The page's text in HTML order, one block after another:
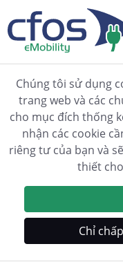
Sơ đồ kết nối đầu vào/
là một ESP32 từ
giao thức giao tiếp
Chúng tôi sử dụng
trang web và các
cho mục đích thống
nhận các cookie
riêng tư của bạn và
thiết
Chỉ